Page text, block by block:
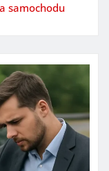
samochodu